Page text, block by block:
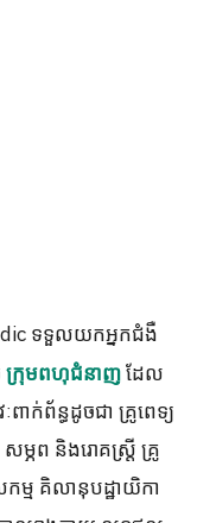
ទទួលយកអ្នកជំងឺ
ក្រុមពហុជំនាញដែល
ាក់ព័ន្ធដូចជា គ្រូពេទ្យ
ម្ភព និងរោគស្ត្រី គ្រូ
កម្ម គិលានុបដ្ឋាយិកា